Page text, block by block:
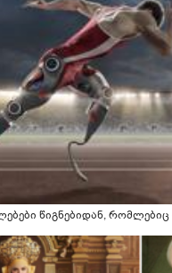
წიგნებიდან,